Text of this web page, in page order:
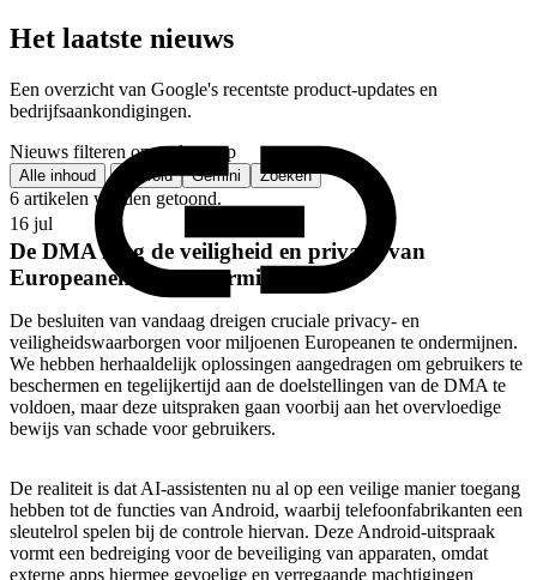
Het laatste nieuws
Een overzicht van Google's recentste product-updates en
bedrijfsaankondigingen.
Nieuws filteren op onderwerp
Alle inhoud Android Gemini Zoeken
6 artikelen worden getoond.
16 jul
De DMA mag de veiligheid en privacy van
Europeanen niet ondermijnen
De besluiten van vandaag dreigen cruciale privacy- en
veiligheidswaarborgen voor miljoenen Europeanen te ondermijnen.
We hebben herhaaldelijk oplossingen aangedragen om gebruikers te
beschermen en tegelijkertijd aan de doelstellingen van de DMA te
voldoen, maar deze uitspraken gaan voorbij aan het overvloedige
bewijs van schade voor gebruikers.
De realiteit is dat AI-assistenten nu al op een veilige manier toegang
hebben tot de functies van Android, waarbij telefoonfabrikanten een
sleutelrol spelen bij de controle hiervan. Deze Android-uitspraak
vormt een bedreiging voor de beveiliging van apparaten, omdat
externe apps hiermee gevoelige en verregaande machtigingen